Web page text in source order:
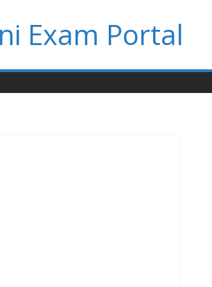
Exam Portal